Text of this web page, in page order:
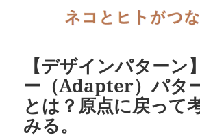
【デザインパターン
ー（Adapter）パタ
とは？原点に戻って
みる。